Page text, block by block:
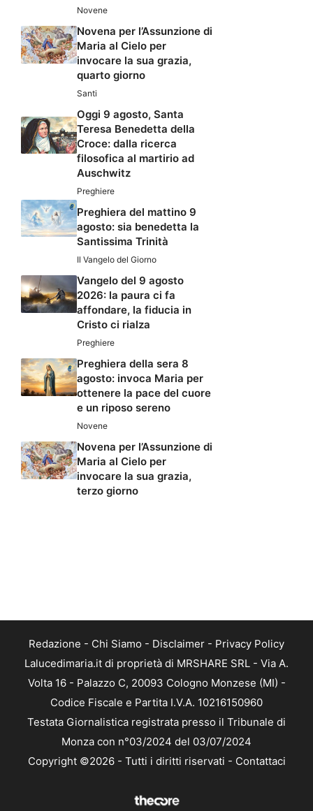
Novene
Novena per l’Assunzione di
Maria al Cielo per
invocare la sua grazia,
quarto giorno
Santi
Oggi 9 agosto, Santa
Teresa Benedetta della
Croce: dalla ricerca
filosofica al martirio ad
Auschwitz
Preghiere
Preghiera del mattino 9
agosto: sia benedetta la
Santissima Trinità
Il Vangelo del Giorno
Vangelo del 9 agosto
2026: la paura ci fa
affondare, la fiducia in
Cristo ci rialza
Preghiere
Preghiera della sera 8
agosto: invoca Maria per
ottenere la pace del cuore
e un riposo sereno
Novene
Novena per l’Assunzione di
Maria al Cielo per
invocare la sua grazia,
terzo giorno
Redazione - Chi Siamo - Disclaimer - Privacy Policy
Lalucedimaria.it di proprietà di MRSHARE SRL - Via A.
Volta 16 - Palazzo C, 20093 Cologno Monzese (MI) -
Codice Fiscale e Partita I.V.A. 10216150960
Testata Giornalistica registrata presso il Tribunale di
Monza con n°03/2024 del 03/07/2024
Copyright ©2026 - Tutti i diritti riservati - Contattaci